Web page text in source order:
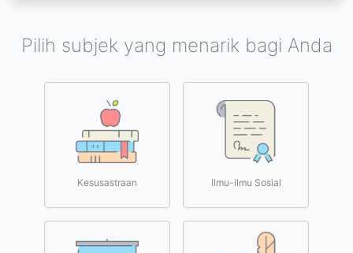
Pilih subjek yang menarik bagi Anda
Kesusastraan Ilmu-ilmu Sosial